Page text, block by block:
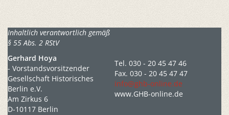
Inhaltlich verantwortlich gemäß
§ 55 Abs. 2 RStV
Gerhard Hoya
- Vorstandsvorsitzender
Gesellschaft Historisches
Berlin e.V.
Am Zirkus 6
D-10117 Berlin
Tel. 030 - 20 45 47 46
Fax. 030 - 20 45 47 47
info@ghb-online.de
www.GHB-online.de